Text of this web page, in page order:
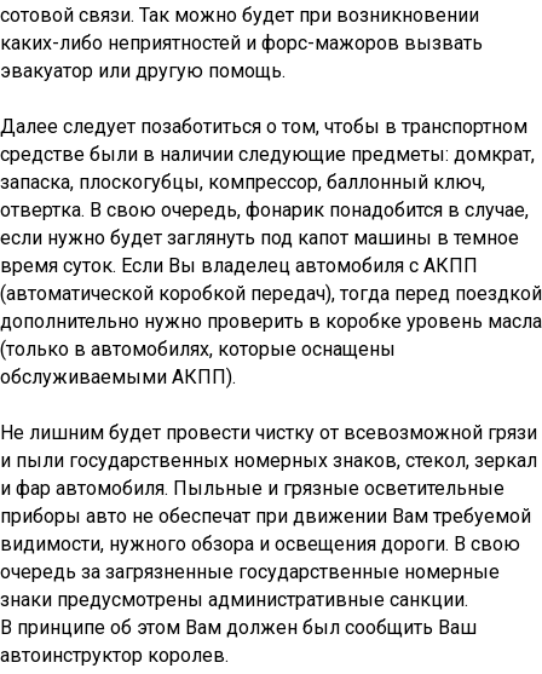
сотовой связи. Так можно будет при возникновении
каких-либо неприятностей и форс-мажоров вызвать
эвакуатор или другую помощь.
Далее следует позаботиться о том, чтобы в транспортном
средстве были в наличии следующие предметы: домкрат,
запаска, плоскогубцы, компрессор, баллонный ключ,
отвертка. В свою очередь, фонарик понадобится в случае,
если нужно будет заглянуть под капот машины в темное
время суток. Если Вы владелец автомобиля с АКПП
(автоматической коробкой передач), тогда перед поездкой
дополнительно нужно проверить в коробке уровень масла
(только в автомобилях, которые оснащены
обслуживаемыми АКПП).
Не лишним будет провести чистку от всевозможной грязи
и пыли государственных номерных знаков, стекол, зеркал
и фар автомобиля. Пыльные и грязные осветительные
приборы авто не обеспечат при движении Вам требуемой
видимости, нужного обзора и освещения дороги. В свою
очередь за загрязненные государственные номерные
знаки предусмотрены административные санкции.
В принципе об этом Вам должен был сообщить Ваш
автоинструктор королев.